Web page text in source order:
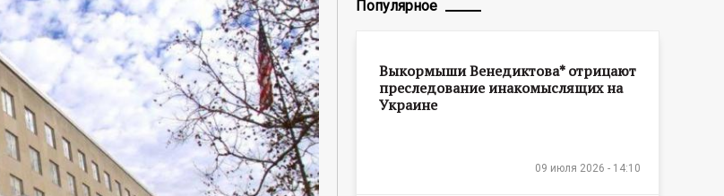
Популярное
Выкормыши Венедиктова* отрицают
преследование инакомыслящих на
Украине
09 июля 2026 - 14:10